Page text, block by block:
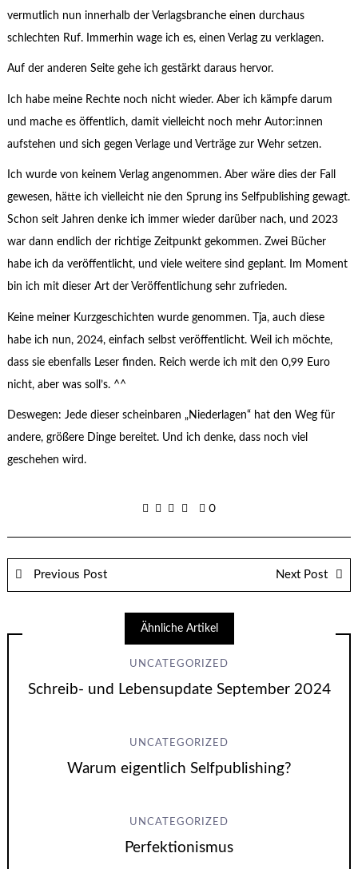
vermutlich nun innerhalb der Verlagsbranche einen durchaus
schlechten Ruf. Immerhin wage ich es, einen Verlag zu verklagen.
Auf der anderen Seite gehe ich gestärkt daraus hervor.
Ich habe meine Rechte noch nicht wieder. Aber ich kämpfe darum
und mache es öffentlich, damit vielleicht noch mehr Autor:innen
aufstehen und sich gegen Verlage und Verträge zur Wehr setzen.
Ich wurde von keinem Verlag angenommen. Aber wäre dies der Fall
gewesen, hätte ich vielleicht nie den Sprung ins Selfpublishing gewagt.
Schon seit Jahren denke ich immer wieder darüber nach, und 2023
war dann endlich der richtige Zeitpunkt gekommen. Zwei Bücher
habe ich da veröffentlicht, und viele weitere sind geplant. Im Moment
bin ich mit dieser Art der Veröffentlichung sehr zufrieden.
Keine meiner Kurzgeschichten wurde genommen. Tja, auch diese
habe ich nun, 2024, einfach selbst veröffentlicht. Weil ich möchte,
dass sie ebenfalls Leser finden. Reich werde ich mit den 0,99 Euro
nicht, aber was soll’s. ^^
Deswegen: Jede dieser scheinbaren „Niederlagen“ hat den Weg für
andere, größere Dinge bereitet. Und ich denke, dass noch viel
geschehen wird.
0
Previous Post Next Post
Ähnliche Artikel
UNCATEGORIZED
Schreib- und Lebensupdate September 2024
UNCATEGORIZED
Warum eigentlich Selfpublishing?
UNCATEGORIZED
Perfektionismus